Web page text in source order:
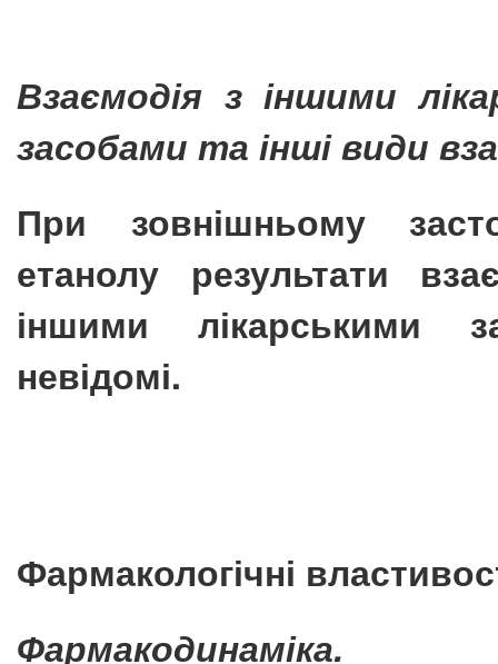
Взаємодія з іншими
засобами та інші види
При зовнішньому
етанолу результати
іншими лікарськими
невідомі.
Фармакологічні
Фармакодинаміка.